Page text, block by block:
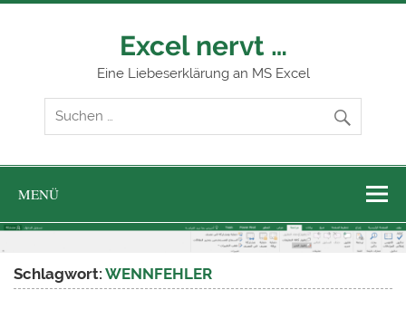
Zum
Excel nervt …
Eine Liebeserklärung an MS Excel
MENÜ
Schlagwort:WENNFEHLER